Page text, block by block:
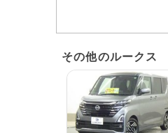
その他のルークス